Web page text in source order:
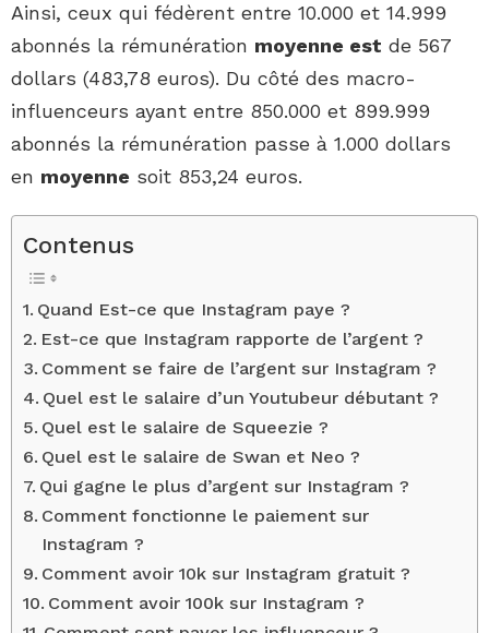
Ainsi, ceux qui fédèrent entre 10.000 et 14.999
abonnés la rémunération moyenne est de 567
dollars (483,78 euros). Du côté des macro-
influenceurs ayant entre 850.000 et 899.999
abonnés la rémunération passe à 1.000 dollars
en moyenne soit 853,24 euros.
Contenus
Quand Est-ce que Instagram paye ?
Est-ce que Instagram rapporte de l’argent ?
Comment se faire de l’argent sur Instagram ?
Quel est le salaire d’un Youtubeur débutant ?
Quel est le salaire de Squeezie ?
Quel est le salaire de Swan et Neo ?
Qui gagne le plus d’argent sur Instagram ?
Comment fonctionne le paiement sur
Instagram ?
Comment avoir 10k sur Instagram gratuit ?
Comment avoir 100k sur Instagram ?